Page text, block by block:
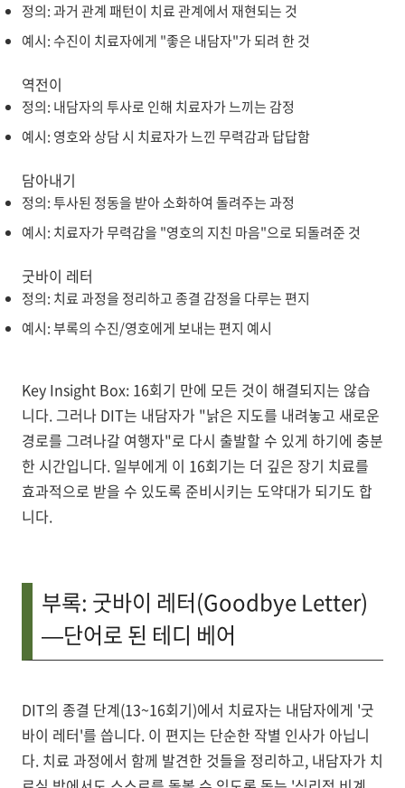
정의: 과거 관계 패턴이 치료 관계에서 재현되는 것
예시: 수진이 치료자에게 "좋은 내담자"가 되려 한 것
역전이
정의: 내담자의 투사로 인해 치료자가 느끼는 감정
예시: 영호와 상담 시 치료자가 느낀 무력감과 답답함
담아내기
정의: 투사된 정동을 받아 소화하여 돌려주는 과정
예시: 치료자가 무력감을 "영호의 지친 마음"으로 되돌려준 것
굿바이 레터
정의: 치료 과정을 정리하고 종결 감정을 다루는 편지
예시: 부록의 수진/영호에게 보내는 편지 예시
Key Insight Box: 16회기 만에 모든 것이 해결되지는 않습
니다. 그러나 DIT는 내담자가 "낡은 지도를 내려놓고 새로운
경로를 그려나갈 여행자"로 다시 출발할 수 있게 하기에 충분
한 시간입니다. 일부에게 이 16회기는 더 깊은 장기 치료를
효과적으로 받을 수 있도록 준비시키는 도약대가 되기도 합
니다.
부록: 굿바이 레터(Goodbye Letter)
—단어로 된 테디 베어
DIT의 종결 단계(13~16회기)에서 치료자는 내담자에게 '굿
바이 레터'를 씁니다. 이 편지는 단순한 작별 인사가 아닙니
다. 치료 과정에서 함께 발견한 것들을 정리하고, 내담자가 치